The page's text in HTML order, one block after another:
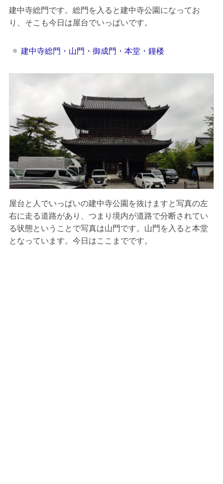
建中寺総門です。総門を入ると建中寺公園になってお
り、そこも今日は屋台でいっぱいです。
建中寺総門・山門・御成門・本堂・鐘楼
屋台と人でいっぱいの建中寺公園を抜けますと写真の左
右に走る道路があり、つまり境内が道路で分断されてい
る状態ということで写真は山門です。山門を入ると本堂
となっています。今日はここまでです。